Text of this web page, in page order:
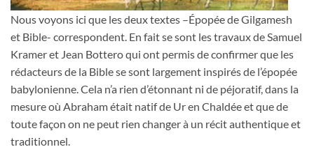
Nous voyons ici que les deux textes –Épopée de Gilgamesh
et Bible- correspondent. En fait se sont les travaux de Samuel
Kramer et Jean Bottero qui ont permis de confirmer que les
rédacteurs de la Bible se sont largement inspirés de l’épopée
babylonienne. Cela n’a rien d’étonnant ni de péjoratif, dans la
mesure où Abraham était natif de Ur en Chaldée et que de
toute façon on ne peut rien changer à un récit authentique et
traditionnel.